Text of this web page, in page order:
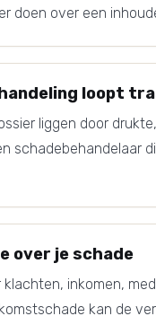
doen over een
loopt
liggen door
schadebehandelaar
over je schade
klachten, inkomen,
kan de